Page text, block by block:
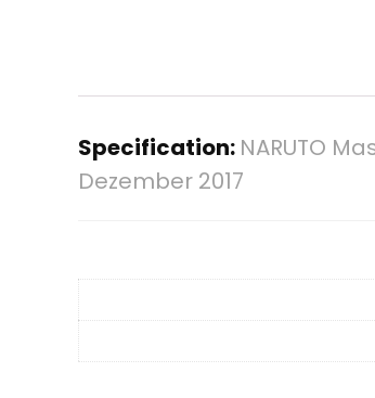
Specification: NARUTO
Dezember 2017